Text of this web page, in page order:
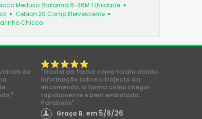
Medusa Bailarina 6-36M 1 Unidade
Cebion 20 Comp Efervescente
Chicco
de
"Gostei da forma como foram dando
informação sobre o trajecto da
encomenda, a forma como chegoi
rapidamente e bem embalada.
Parabens"
Graça B. em 5/8/26